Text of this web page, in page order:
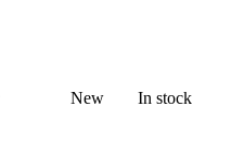
New In stock